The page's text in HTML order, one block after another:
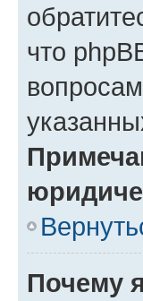
что
Почему